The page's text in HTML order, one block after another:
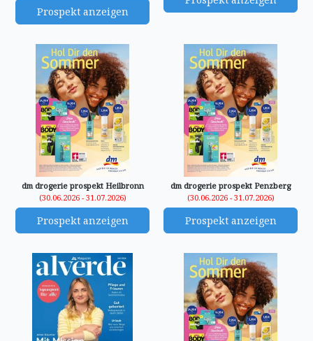
Prospekt anzeigen
dm drogerie prospekt Heilbronn
(30.06.2026 - 31.07.2026)
Prospekt anzeigen
dm drogerie prospekt Penzberg
(30.06.2026 - 31.07.2026)
Prospekt anzeigen